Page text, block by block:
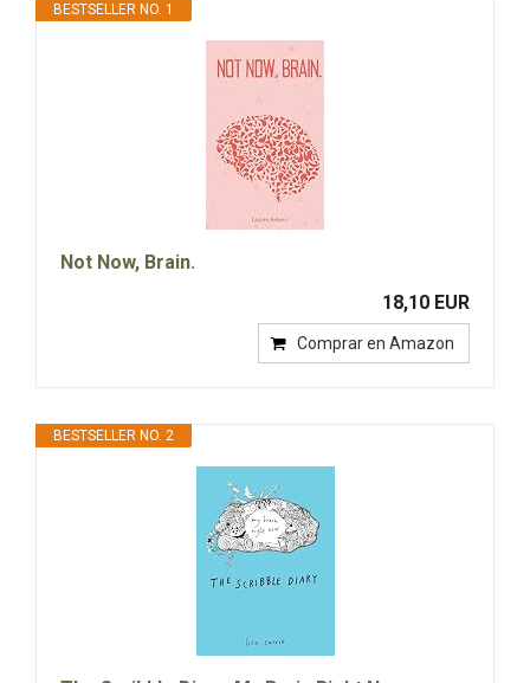
BESTSELLER NO. 1
Not Now, Brain.
18,10 EUR
Comprar en Amazon
BESTSELLER NO. 2